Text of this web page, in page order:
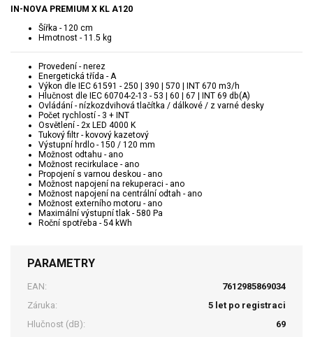
IN-NOVA PREMIUM X KL A120
Šířka - 120 cm
Hmotnost - 11.5 kg
Provedení - nerez
Energetická třída - A
Výkon dle IEC 61591 - 250 | 390 | 570 | INT 670 m3/h
Hlučnost dle IEC 60704-2-13 - 53 | 60 | 67 | INT 69 db(A)
Ovládání - nízkozdvihová tlačítka / dálkové / z varné desky
Počet rychlostí - 3 + INT
Osvětlení - 2x LED 4000 K
Tukový filtr - kovový kazetový
Výstupní hrdlo - 150 / 120 mm
Možnost odtahu - ano
Možnost recirkulace - ano
Propojení s varnou deskou - ano
Možnost napojení na rekuperaci - ano
Možnost napojení na centrální odtah - ano
Možnost externího motoru - ano
Maximální výstupní tlak - 580 Pa
Roční spotřeba - 54 kWh
PARAMETRY
EAN:
7612985869034
Záruka:
5 let po registraci
Hlučnost (dB):
69